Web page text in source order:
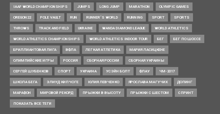
IAAF WORLD CHAMPIONSHIPS JUMPS LONG JUMP MARATHON OLYMPIC GAMES
OREGON22 POLE VAULT RUN RUNNER’S WORLD RUNNING SPORT SPORTS
THROWS TRACK AND FIELD UKRAINE WANDA DIAMOND LEAGUE WORLD ATHLETICS
WORLD ATHLETICS CHAMPIONSHIPS WORLD ATHLETICS INDOOR TOUR БЕГ БЕГ ПО ШОССЕ
БРИЛЛИАНТОВАЯ ЛИГА ВФЛА ЛЕГКАЯ АТЛЕТИКА МАРИЯ ЛАСИЦКЕНЕ
ОЛИМПИЙСКИЕ ИГРЫ РОССИЯ СБОРНАЯ РОССИИ СБОРНАЯ УКРАИНЫ
СЕРГЕЙ ШУБЕНКОВ СПОРТ УКРАИНА УСЭЙН БОЛТ ФЛАУ ЧМ-2017
ШКОЛА БЕГА ЭЛИУД КИПЧОГЕ ЮЛИЯ ЛЕВЧЕНКО ЯРОСЛАВА МАГУЧИХ ДОПИНГ
МАРАФОН МИРОВОЙ РЕКОРД ПРЫЖКИ В ВЫСОТУ ПРЫЖКИ С ШЕСТОМ СПРИНТ
ПОКАЗАТЬ ВСЕ ТЕГИ